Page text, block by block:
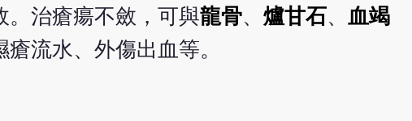
。治瘡瘍不斂，可與龍骨、 爐甘石、
血竭
流水、外傷出血等。